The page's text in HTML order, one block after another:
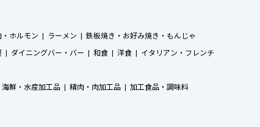
・ホルモン ラーメン
鉄板焼き・お好み焼き・もんじゃ
ダイニングバー・バー 和食 洋食
イタリアン・フレンチ
海鮮・水産加工品 精肉・肉加工品
加工食品・調味料